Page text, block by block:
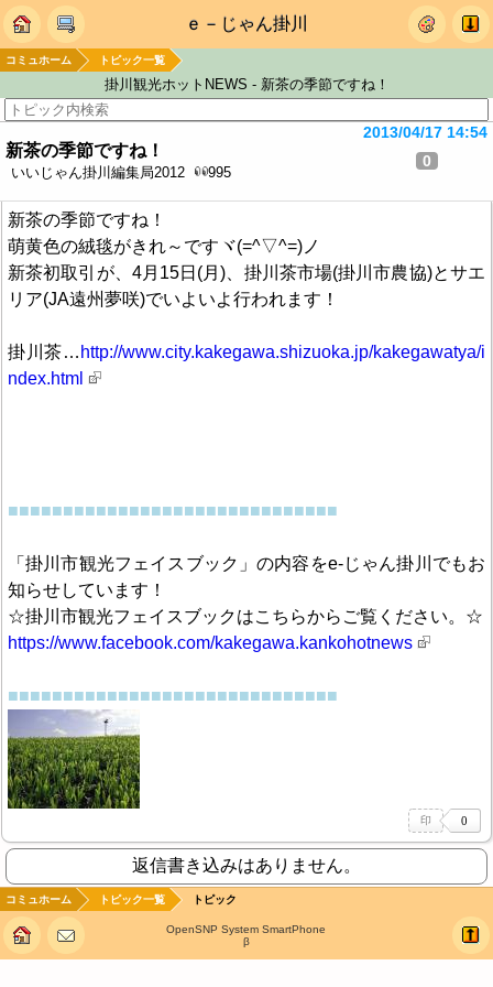
ｅ－じゃん掛川
コミュホーム トピック一覧
掛川観光ホットNEWS - 新茶の季節ですね！
新茶の季節ですね！
いいじゃん掛川編集局2012 995
2013/04/17 14:54
0
新茶の季節ですね！
萌黄色の絨毯がきれ～ですヾ(=^▽^=)ノ
新茶初取引が、4月15日(月)、掛川茶市場(掛川市農協)とサエ
リア(JA遠州夢咲)でいよいよ行われます！
掛川茶… http://www.city.kakegawa.shizuoka.jp/kakegawatya/i
ndex.html
■■■■■■■■■■■■■■■■■■■■■■■■■■■■■■
「掛川市観光フェイスブック」の内容をe-じゃん掛川でもお
知らせしています！
☆掛川市観光フェイスブックはこちらからご覧ください。☆
https://www.facebook.com/kakegawa.kankohotnews
■■■■■■■■■■■■■■■■■■■■■■■■■■■■■■
返信書き込みはありません。
コミュホーム トピック一覧 トピック
OpenSNP System SmartPhone
β